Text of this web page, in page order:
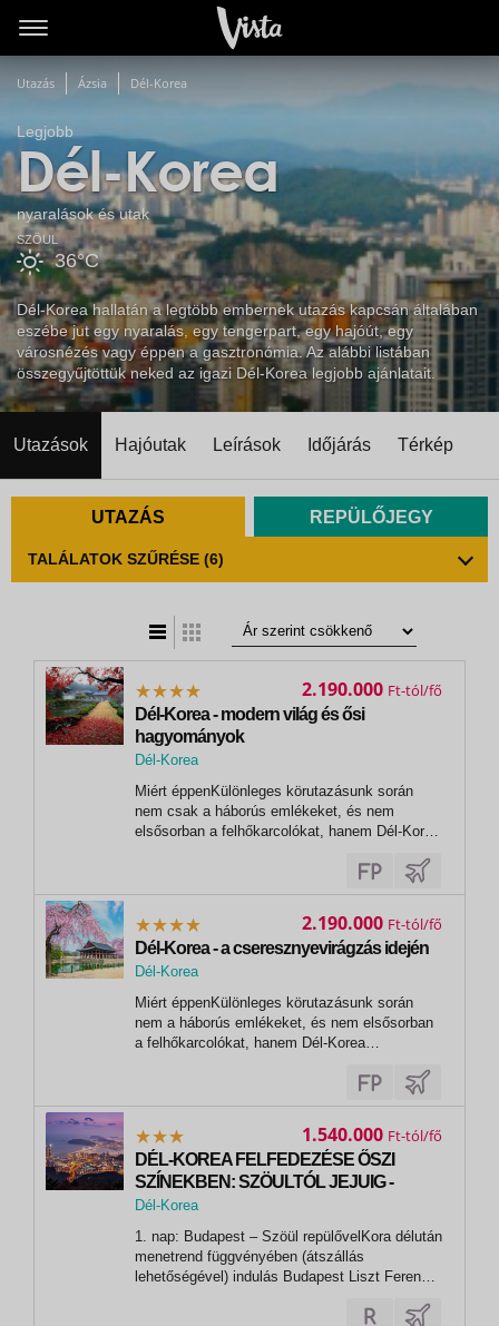
Utazás Ázsia Dél-Korea
Legjobb
Dél-Korea
nyaralások és utak
36°C
SZÖUL
Dél-Korea hallatán a legtöbb embernek utazás kapcsán általában
eszébe jut egy nyaralás, egy tengerpart, egy hajóút, egy
városnézés vagy éppen a gasztronómia. Az alábbi listában
összegyűjtöttük neked az igazi Dél-Korea legjobb ajánlatait.
Utazások Hajóutak Leírások Időjárás Térkép
UTAZÁS REPÜLŐJEGY
TALÁLATOK SZŰRÉSE (6)
Dél-Korea - modern világ és ősi
hagyományok
Dél-Korea
Miért éppenKülönleges körutazásunk során
nem csak a háborús emlékeket, és nem
elsősorban a felhőkarcolókat, hanem Dél-Korea
természeti csodáit fedezzük fel, miközben
különleges élményekre tehetünk szert.Többek
2.190.000 Ft
Dél-Korea - a cseresznyevirágzás idején
Dél-Korea
Miért éppenKülönleges körutazásunk során
nem a háborús emlékeket, és nem elsősorban
a felhőkarcolókat, hanem Dél-Korea
természeti csodáit fedezzük fel, miközben
különleges élményekre tehetünk szert, mindezt
2.190.000 Ft
DÉL-KOREA FELFEDEZÉSE ŐSZI
SZÍNEKBEN: SZÖULTÓL JEJUIG -
Koreai kalandok
Dél-Korea
1. nap: Budapest – Szöül repülővelKora délután
menetrend függvényében (átszállás
lehetőségével) indulás Budapest Liszt Ferenc
nap: Vissza a nyüzsgésbe repülővelJeju
1.540.000 Ft